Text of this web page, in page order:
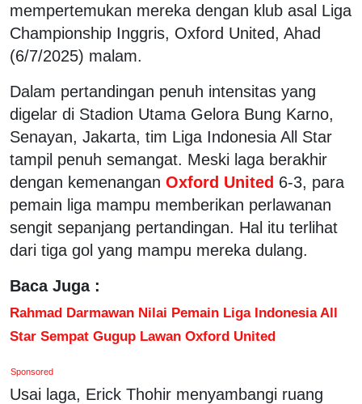
mempertemukan mereka dengan klub asal Liga
Championship Inggris, Oxford United, Ahad
(6/7/2025) malam.
Dalam pertandingan penuh intensitas yang
digelar di Stadion Utama Gelora Bung Karno,
Senayan, Jakarta, tim Liga Indonesia All Star
tampil penuh semangat. Meski laga berakhir
dengan kemenangan Oxford United 6-3, para
pemain liga mampu memberikan perlawanan
sengit sepanjang pertandingan. Hal itu terlihat
dari tiga gol yang mampu mereka dulang.
Baca Juga :
Rahmad Darmawan Nilai Pemain Liga Indonesia All
Star Sempat Gugup Lawan Oxford United
Sponsored
Usai laga, Erick Thohir menyambangi ruang